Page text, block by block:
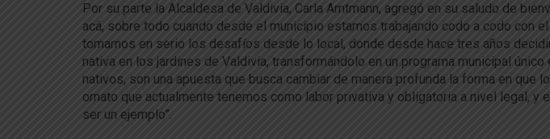
Por su parte la Alcaldesa de Valdivia, Carla Amtmann, agregó en su saludo de
acá, sobre todo cuando desde el municipio estamos trabajando codo a codo con
tomarnos en serio los desafíos desde lo local, donde desde hace tres años
nativa en los jardines de Valdivia, transformándolo en un programa municipal
nativos, son una apuesta que busca cambiar de manera profunda la forma en que
ornato que actualmente tenemos como labor privativa y obligatoria a nivel legal, y
ser un ejemplo”.